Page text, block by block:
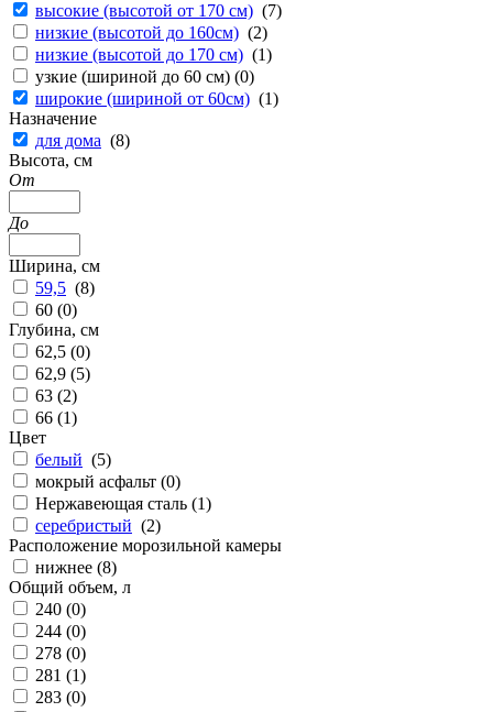
высокие (высотой от 170 см) (7)
низкие (высотой до 160см) (2)
низкие (высотой до 170 см) (1)
узкие (шириной до 60 см) (0)
широкие (шириной от 60см) (1)
Назначение
для дома (8)
Высота, см
От
До
Ширина, см
59,5 (8)
60 (0)
Глубина, см
62,5 (0)
62,9 (5)
63 (2)
66 (1)
Цвет
белый (5)
мокрый асфальт (0)
Нержавеющая сталь (1)
серебристый (2)
Расположение морозильной камеры
нижнее (8)
Общий объем, л
240 (0)
244 (0)
278 (0)
281 (1)
283 (0)